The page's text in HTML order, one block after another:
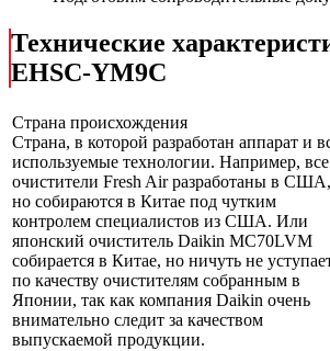
Технические
EHSC-YM9C
Страна происхождения
Страна, в которой разработан аппарат и
используемые технологии. Например, все
очистители Fresh Air разработаны в США,
но собираются в Китае под чутким
контролем специалистов из США. Или
японский очиститель Daikin MC70LVM
собирается в Китае, но ничуть не
по качеству очистителям собранным в
Японии, так как компания Daikin очень
внимательно следит за качеством
выпускаемой продукции.